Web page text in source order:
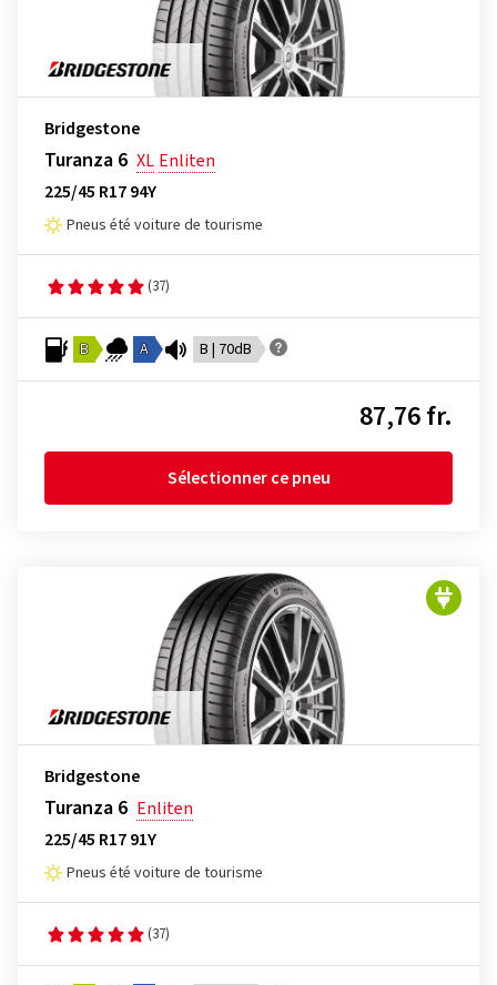
Bridgestone
Turanza 6 XL Enliten
225/45 R17 94Y
Pneus été voiture de tourisme
(37)
B A B | 70dB
87,76 fr.
Sélectionner ce pneu
Bridgestone
Turanza 6 Enliten
225/45 R17 91Y
Pneus été voiture de tourisme
(37)